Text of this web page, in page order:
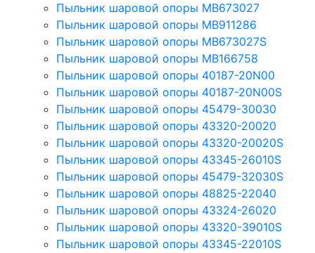
Пыльник шаровой опоры MB673027
Пыльник шаровой опоры MB911286
Пыльник шаровой опоры MB673027S
Пыльник шаровой опоры MB166758
Пыльник шаровой опоры 40187-20N00
Пыльник шаровой опоры 40187-20N00S
Пыльник шаровой опоры 45479-30030
Пыльник шаровой опоры 43320-20020
Пыльник шаровой опоры 43320-20020S
Пыльник шаровой опоры 43345-26010S
Пыльник шаровой опоры 45479-32030S
Пыльник шаровой опоры 48825-22040
Пыльник шаровой опоры 43324-26020
Пыльник шаровой опоры 43320-39010S
Пыльник шаровой опоры 43345-22010S